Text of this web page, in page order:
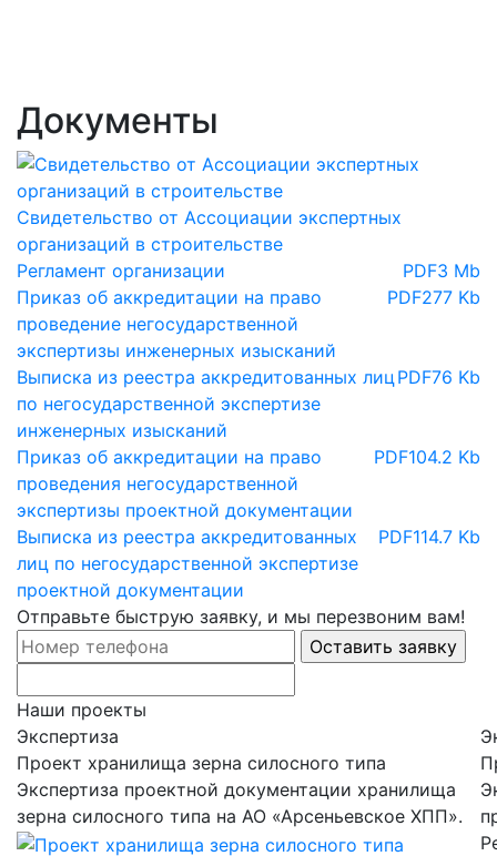
Документы
Свидетельство от Ассоциации экспертных
организаций в строительстве
Регламент организации
PDF3 Mb
Приказ об аккредитации на право
проведение негосударственной
экспертизы инженерных изысканий
PDF277 Kb
Выписка из реестра аккредитованных лиц
по негосударственной экспертизе
инженерных изысканий
PDF76 Kb
Приказ об аккредитации на право
проведения негосударственной
экспертизы проектной документации
PDF104.2 Kb
Выписка из реестра аккредитованных
лиц по негосударственной экспертизе
проектной документации
PDF114.7 Kb
Отправьте быструю заявку, и мы перезвоним вам!
Наши проекты
Экспертиза
Проект хранилища зерна силосного типа
Экспертиза проектной документации хранилища
зерна силосного типа на АО «Арсеньевское ХПП».